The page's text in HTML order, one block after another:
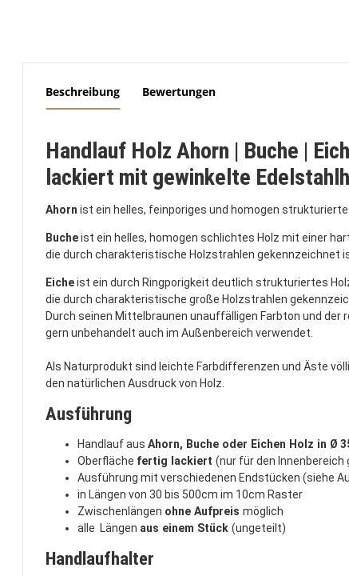
Beschreibung Bewertungen
Handlauf Holz Ahorn | Buche |
lackiert mit gewinkelte
Ahorn ist ein helles, feinporiges und homogen
Bucheist ein helles, homogen schlichtes Holz mit einer
die durch charakteristische Holzstrahlen gekennzeichnet
Eicheist ein durch Ringporigkeit deutlich strukturiertes
die durch charakteristische große Holzstrahlen
Durch seinen Mittelbraunen unauffälligen Farbton und der
gern unbehandelt auch im Außenbereich verwendet.
Als Naturprodukt sind leichte Farbdifferenzen und Äste
den natürlichen Ausdruck von Holz.
Ausführung
Handlauf aus Ahorn, Buche oder Eichen Holz in Ø
Oberfläche fertig lackiert (nur für den Innenbereich
Ausführung mit verschiedenen Endstücken (siehe
in Längen von 30 bis 500cm im 10cm Raster
Zwischenlängen ohne Aufpreis möglich
alle Längen aus einem Stück (ungeteilt)
Handlaufhalter